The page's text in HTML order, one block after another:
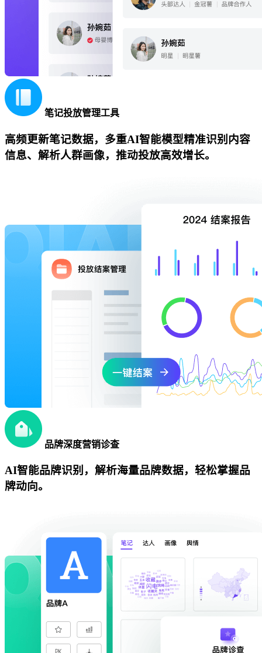
笔记投放管理工具
高频更新笔记数据，多重AI智能模型精准识别内容
信息、解析人群画像，推动投放高效增长。
品牌深度营销诊查
AI智能品牌识别，解析海量品牌数据，轻松掌握品
牌动向。